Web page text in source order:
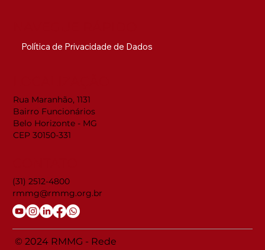
Política de Privacidade de Dados
Rua Maranhão, 1131
Bairro Funcionários
Belo Horizonte - MG
CEP 30150-331
(31) 2512-4800
rmmg@rmmg.org.br
© 2024 RMMG - Rede